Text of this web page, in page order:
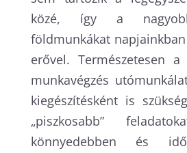
közé, így a
földmunkákat
erővel. Természetesen a
munkavégzés
kiegészítésként is
„piszkosabb”
könnyedebben és